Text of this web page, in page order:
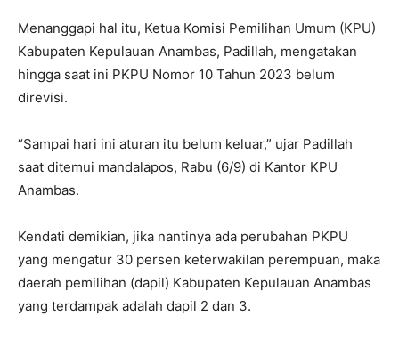
Menanggapi hal itu, Ketua Komisi Pemilihan Umum (KPU)
Kabupaten Kepulauan Anambas, Padillah, mengatakan
hingga saat ini PKPU Nomor 10 Tahun 2023 belum
direvisi.
“Sampai hari ini aturan itu belum keluar,” ujar Padillah
saat ditemui mandalapos, Rabu (6/9) di Kantor KPU
Anambas.
Kendati demikian, jika nantinya ada perubahan PKPU
yang mengatur 30 persen keterwakilan perempuan, maka
daerah pemilihan (dapil) Kabupaten Kepulauan Anambas
yang terdampak adalah dapil 2 dan 3.